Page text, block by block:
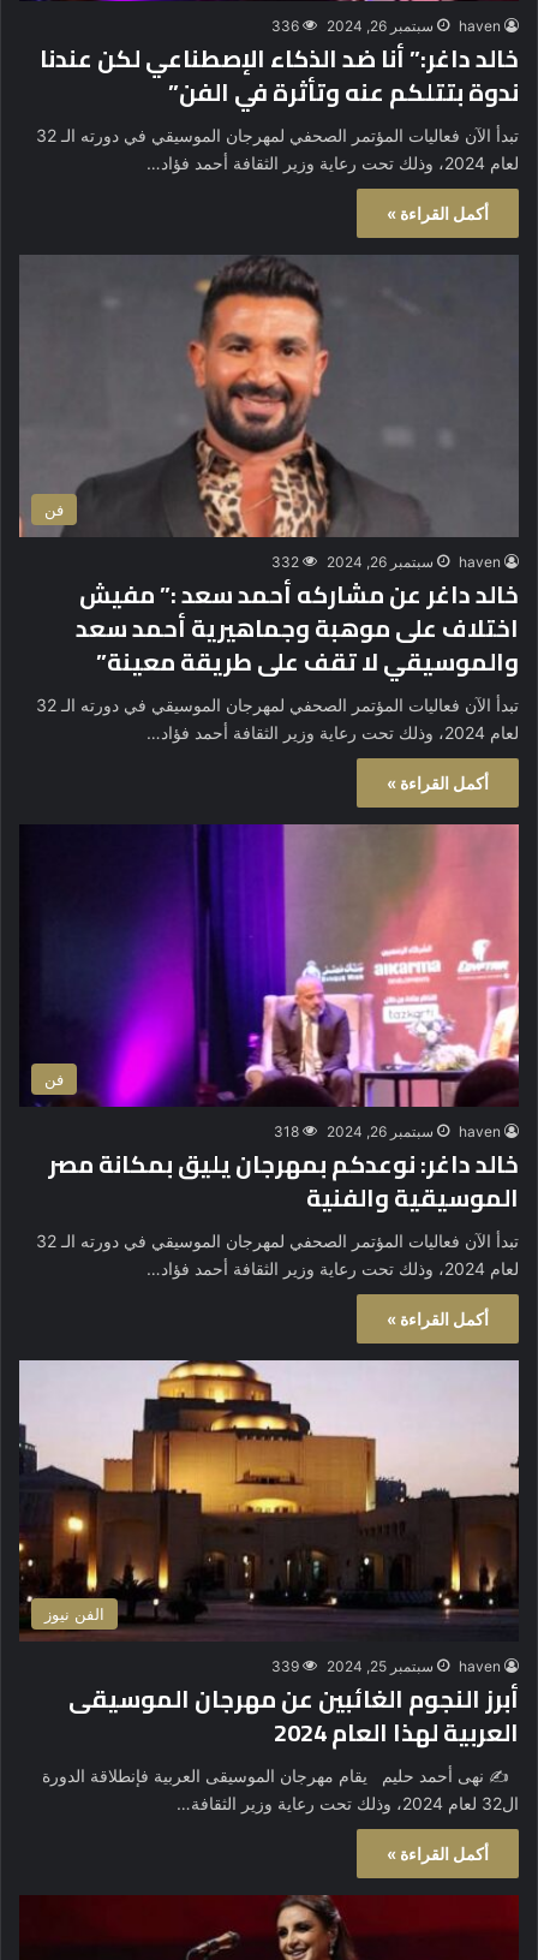
haven سبتمبر 26, 2024 336
خالد داغر:” أنا ضد الذكاء الإصطناعي لكن عندنا
ندوة بتتلكم عنه وتأثرة في الفن”
تبدأ الآن فعاليات المؤتمر الصحفي لمهرجان الموسيقي في دورته الـ 32
لعام 2024، وذلك تحت رعاية وزير الثقافة أحمد فؤاد…
أكمل القراءة »
فن
haven سبتمبر 26, 2024 332
خالد داغر عن مشاركه أحمد سعد :” مفيش
اختلاف على موهبة وجماهيرية أحمد سعد
والموسيقي لا تقف على طريقة معينة”
تبدأ الآن فعاليات المؤتمر الصحفي لمهرجان الموسيقي في دورته الـ 32
لعام 2024، وذلك تحت رعاية وزير الثقافة أحمد فؤاد…
أكمل القراءة »
فن
haven سبتمبر 26, 2024 318
خالد داغر: نوعدكم بمهرجان يليق بمكانة مصر
الموسيقية والفنية
تبدأ الآن فعاليات المؤتمر الصحفي لمهرجان الموسيقي في دورته الـ 32
لعام 2024، وذلك تحت رعاية وزير الثقافة أحمد فؤاد…
أكمل القراءة »
الفن نيوز
haven سبتمبر 25, 2024 339
أبرز النجوم الغائبين عن مهرجان الموسيقى
العربية لهذا العام 2024
✍️ نهى أحمد حليم يقام مهرجان الموسيقى العربية فإنطلاقة الدورة
ال32 لعام 2024، وذلك تحت رعاية وزير الثقافة…
أكمل القراءة »